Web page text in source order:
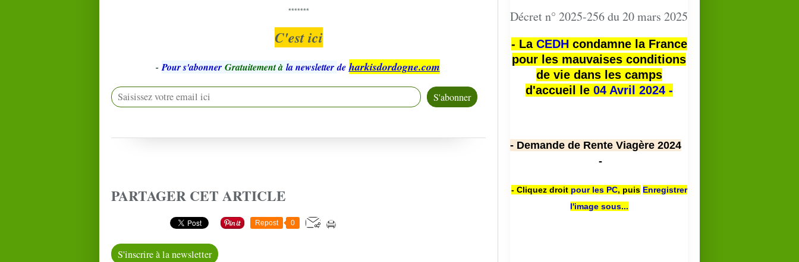
*******
C'est ici
- Pour s'abonner Gratuitement à la newsletter de harkisdordogne.com
PARTAGER CET ARTICLE
Repost 0
S'inscrire à la newsletter
Décret n° 2025-256 du 20 mars 2025
- La CEDHcondamne la France
pour les mauvaises conditions
de vie dans les camps
d'accueil le 04 Avril 2024 -
- Demande de Rente Viagère 2024
-
- Cliquez droit pour les PC, puis Enregistrer
l'image sous...